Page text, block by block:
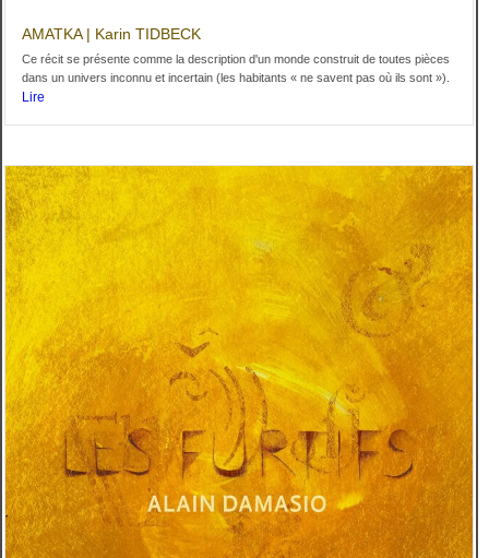
AMATKA | Karin TIDBECK
Ce récit se présente comme la description d'un monde construit de toutes pièces
dans un univers inconnu et incertain (les habitants « ne savent pas où ils sont »).
Lire